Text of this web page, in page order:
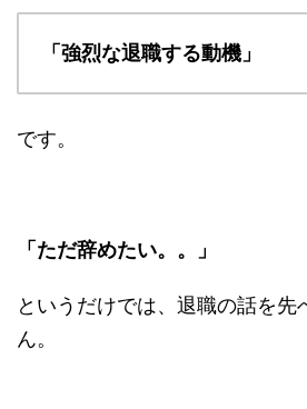
「強烈な退職する動機」
です。
「ただ辞めたい。。」
というだけでは、退職の話を先
ん。